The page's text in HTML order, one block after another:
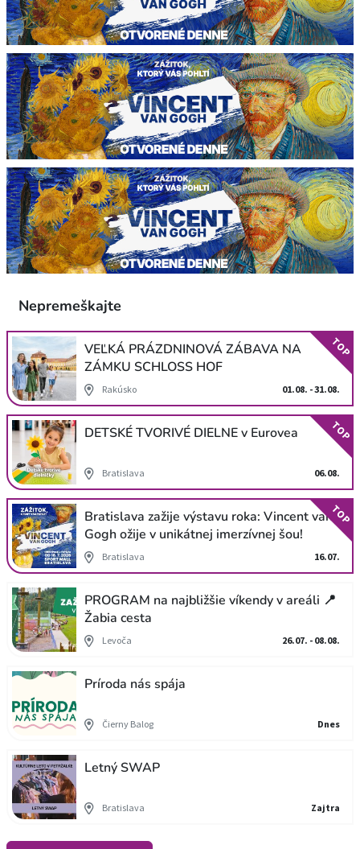
Nepremeškajte
VEĽKÁ PRÁZDNINOVÁ ZÁBAVA NA
ZÁMKU SCHLOSS HOF
Rakúsko 01.08. - 31.08.
TOP
DETSKÉ TVORIVÉ DIELNE v Eurovea
Bratislava 06.08.
TOP
Bratislava zažije výstavu roka: Vincent van
Gogh ožije v unikátnej imerzívnej šou!
Bratislava 16.07.
TOP
PROGRAM na najbližšie víkendy v areáli 📍
Žabia cesta
Levoča 26.07. - 08.08.
Príroda nás spája
Čierny Balog Dnes
Letný SWAP
Bratislava Zajtra